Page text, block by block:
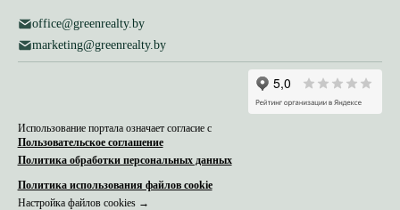
office@greenrealty.by
marketing@greenrealty.by
Использование портала означает согласие с
Пользовательское соглашение
Политика обработки персональных данных
Политика использования файлов cookie
Настройка файлов cookies →